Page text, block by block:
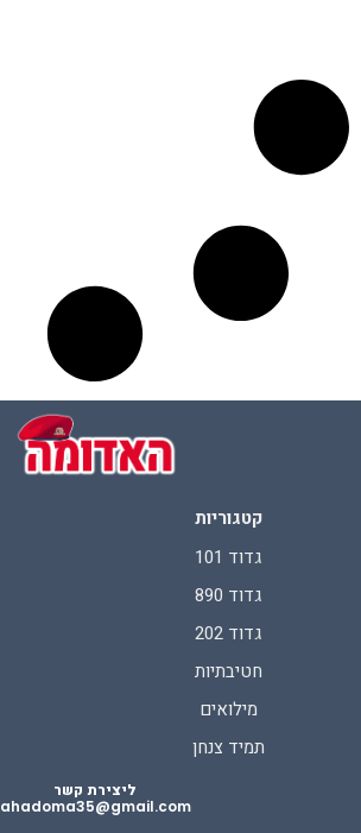
קטגוריות
גדוד 101
גדוד 890
גדוד 202
חטיבתיות
מילואים
תמיד צנחן
ליצירת קשר
ahadoma35@gmail.com